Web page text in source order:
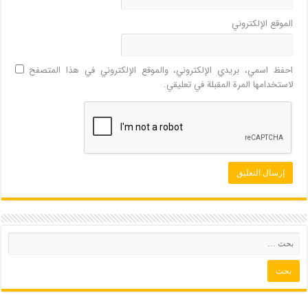
الموقع الإلكتروني
احفظ اسمي، بريدي الإلكتروني، والموقع الإلكتروني في هذا المتصفح
لاستخدامها المرة المقبلة في تعليقي.